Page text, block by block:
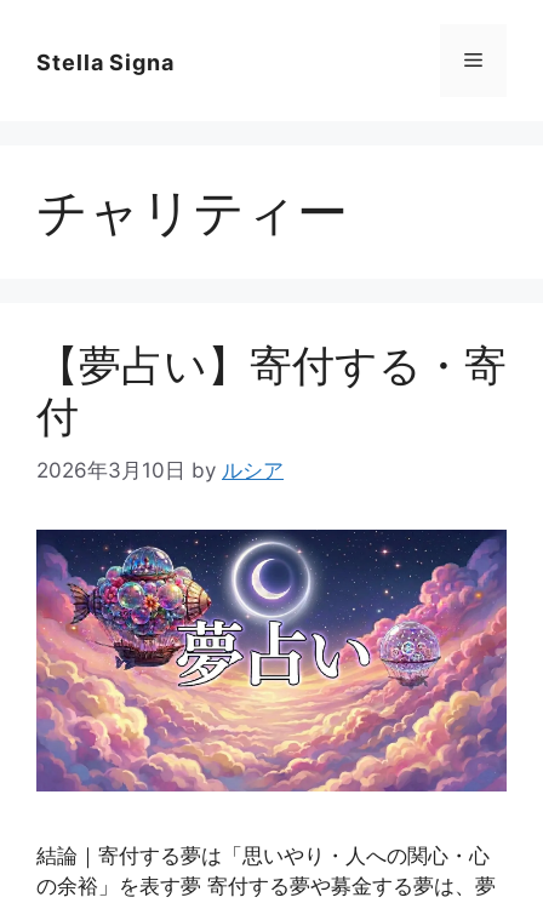
Stella Signa メ
チャリティー
【夢占い】寄付する・寄
付
2026年3月10日 by ルシア
結論｜寄付する夢は「思いやり・人への関心・心
の余裕」を表す夢 寄付する夢や募金する夢は、夢